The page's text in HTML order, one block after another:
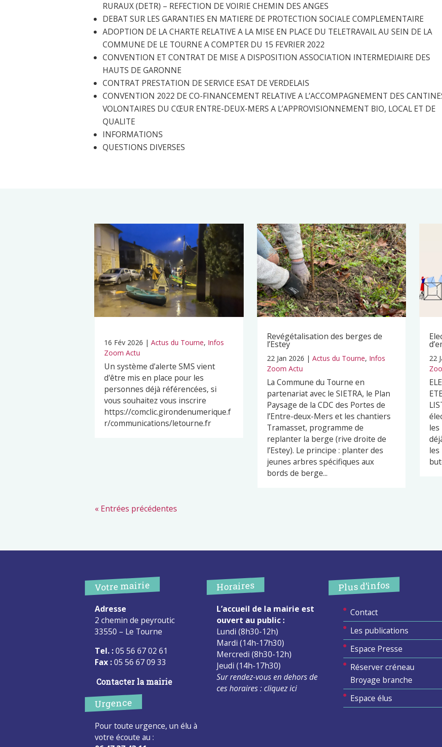
RURAUX (DETR) – REFECTION DE VOIRIE CHEMIN DES ANGES
DEBAT SUR LES GARANTIES EN MATIERE DE PROTECTION SOCIALE COMPLEMENTAIRE
ADOPTION DE LA CHARTE RELATIVE A LA MISE EN PLACE DU TELETRAVAIL AU SEIN DE LA
COMMUNE DE LE TOURNE A COMPTER DU 15 FEVRIER 2022
CONVENTION ET CONTRAT DE MISE A DISPOSITION ASSOCIATION INTERMEDIAIRE DES
HAUTS DE GARONNE
CONTRAT PRESTATION DE SERVICE ESAT DE VERDELAIS
CONVENTION 2022 DE CO-FINANCEMENT RELATIVE A L’ACCOMPAGNEMENT DES
VOLONTAIRES DU CŒUR ENTRE-DEUX-MERS A L’APPROVISIONNEMENT BIO, LOCAL ET DE
QUALITE
INFORMATIONS
QUESTIONS DIVERSES
16 Fév 2026 | Actus du Tourne, Infos
Zoom Actu
Un système d'alerte SMS vient
d'être mis en place pour les
personnes déjà référencées, si
vous souhaitez vous inscrire
https://comclic.girondenumerique.f
r/communications/letourne.fr
Revégétalisation des berges de
l’Estey
22 Jan 2026 | Actus du Tourne, Infos
Zoom Actu
La Commune du Tourne en
partenariat avec le SIETRA, le Plan
Paysage de la CDC des Portes de
l’Entre-deux-Mers et les chantiers
Tramasset, programme de
replanter la berge (rive droite de
l’Estey). Le principe : planter des
jeunes arbres spécifiques aux
bords de berge...
22
les
les
« Entrées précédentes
Votre mairie
Adresse
2 chemin de peyroutic
33550 – Le Tourne
Tel. :05 56 67 02 61
Fax :05 56 67 09 33
Contacter la mairie
Urgence
Pour toute urgence, un élu à
votre écoute au :
Horaires
L’accueil de la mairie est
ouvert au public :
Lundi (8h30-12h)
Mardi (14h-17h30)
Mercredi (8h30-12h)
Jeudi (14h-17h30)
Sur rendez-vous en dehors de
ces horaires :cliquez ici
Plus d’infos
Contact
Les publications
Espace Presse
Réserver créneau
Broyage branche
Espace élus